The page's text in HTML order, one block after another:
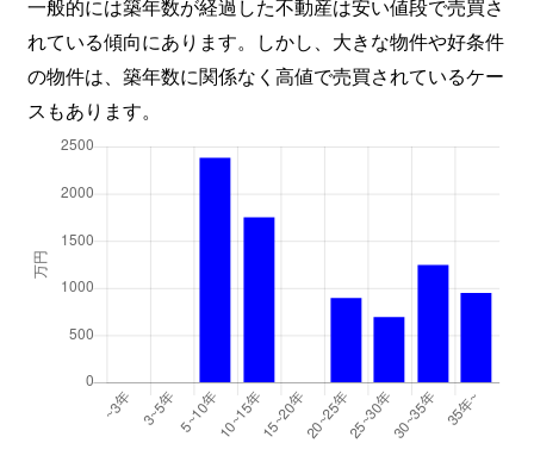
一般的には築年数が経過した不動産は安い値段で売買さ
れている傾向にあります。しかし、大きな物件や好条件
の物件は、築年数に関係なく高値で売買されているケー
スもあります。